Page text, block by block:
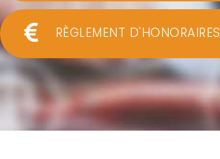
RÈGLEMENT D'HONORAIRES